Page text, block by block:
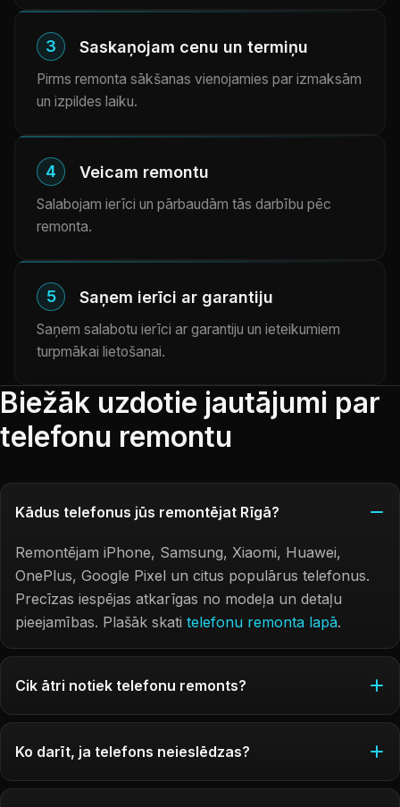
3 Saskaņojam cenu un termiņu
Pirms remonta sākšanas vienojamies par izmaksām
un izpildes laiku.
4 Veicam remontu
Salabojam ierīci un pārbaudām tās darbību pēc
remonta.
5 Saņem ierīci ar garantiju
Saņem salabotu ierīci ar garantiju un ieteikumiem
turpmākai lietošanai.
Biežāk uzdotie jautājumi par
telefonu remontu
Kādus telefonus jūs remontējat Rīgā?
Remontējam iPhone, Samsung, Xiaomi, Huawei,
OnePlus, Google Pixel un citus populārus telefonus.
Precīzas iespējas atkarīgas no modeļa un detaļu
pieejamības. Plašāk skati telefonu remonta lapā.
Cik ātri notiek telefonu remonts?
Ko darīt, ja telefons neieslēdzas?